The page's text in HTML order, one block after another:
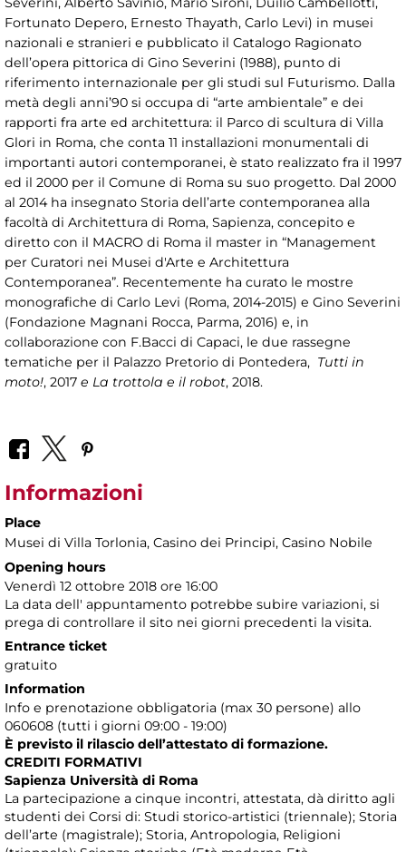
Fortunato Depero, Ernesto Thayath, Carlo Levi) in musei
nazionali e stranieri e pubblicato il Catalogo Ragionato
dell’opera pittorica di Gino Severini (1988), punto di
riferimento internazionale per gli studi sul Futurismo. Dalla
metà degli anni’90 si occupa di “arte ambientale” e dei
rapporti fra arte ed architettura: il Parco di scultura di Villa
Glori in Roma, che conta 11 installazioni monumentali di
importanti autori contemporanei, è stato realizzato fra il 1997
ed il 2000 per il Comune di Roma su suo progetto. Dal 2000
al 2014 ha insegnato Storia dell’arte contemporanea alla
facoltà di Architettura di Roma, Sapienza, concepito e
diretto con il MACRO di Roma il master in “Management
per Curatori nei Musei d'Arte e Architettura
Contemporanea”. Recentemente ha curato le mostre
monografiche di Carlo Levi (Roma, 2014-2015) e Gino Severini
(Fondazione Magnani Rocca, Parma, 2016) e, in
collaborazione con F.Bacci di Capaci, le due rassegne
tematiche per il Palazzo Pretorio di Pontedera, Tutti in
moto!, 2017 e La trottola e il robot, 2018.
Informazioni
Place
Musei di Villa Torlonia, Casino dei Principi, Casino Nobile
Opening hours
Venerdì 12 ottobre 2018 ore 16:00
La data dell' appuntamento potrebbe subire variazioni, si
prega di controllare il sito nei giorni precedenti la visita.
Entrance ticket
gratuito
Information
Info e prenotazione obbligatoria (max 30 persone) allo
060608 (tutti i giorni 09:00 - 19:00)
È previsto il rilascio dell’attestato di formazione.
CREDITI FORMATIVI
Sapienza Università di Roma
La partecipazione a cinque incontri, attestata, dà diritto agli
studenti dei Corsi di: Studi storico-artistici (triennale); Storia
dell’arte (magistrale); Storia, Antropologia, Religioni